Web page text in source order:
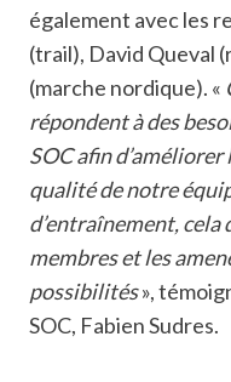
également avec les
(trail), David Queval
(marche nordique). «
répondent à des
SOC afin
qualité de notre
d’entraînement, cela
membres et les
possibilités»,
SOC, Fabien Sudres.